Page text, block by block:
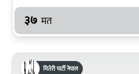
३७ मत
मितेरी पार्टी नेपाल